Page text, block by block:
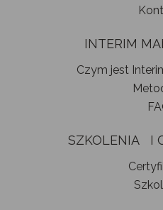
INTERIM
Czym jest
SZKOLENIA I